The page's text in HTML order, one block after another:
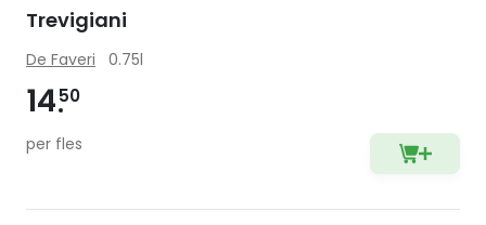
Trevigiani
De Faveri 0.75l
1450
per fles